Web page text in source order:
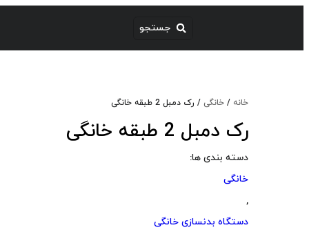
خانه / خانگی / رک دمبل 2 طبقه خانگی
رک دمبل 2 طبقه خانگی
دسته بندی ها:
خانگی
,
دستگاه بدنسازی خانگی